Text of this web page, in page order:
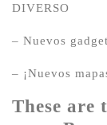
DIVERSO
– Nuevos
– ¡Nuevos
These are